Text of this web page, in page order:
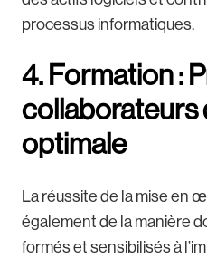
processus informatiques.
4. Formation :
collaborateurs
optimale
La réussite de la mise en
également de la manière
formés et sensibilisés à